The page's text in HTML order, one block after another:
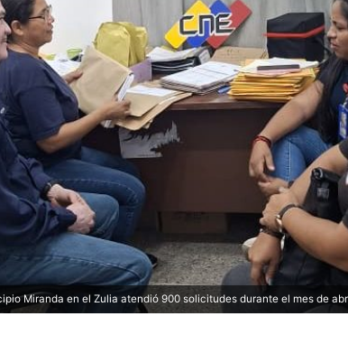
Miranda en el Zulia atendió 900 solicitudes durante el mes de